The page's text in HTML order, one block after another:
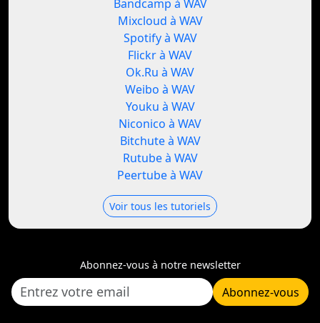
Bandcamp à WAV
Mixcloud à WAV
Spotify à WAV
Flickr à WAV
Ok.Ru à WAV
Weibo à WAV
Youku à WAV
Niconico à WAV
Bitchute à WAV
Rutube à WAV
Peertube à WAV
Voir tous les tutoriels
Abonnez-vous à notre newsletter
Abonnez-vous